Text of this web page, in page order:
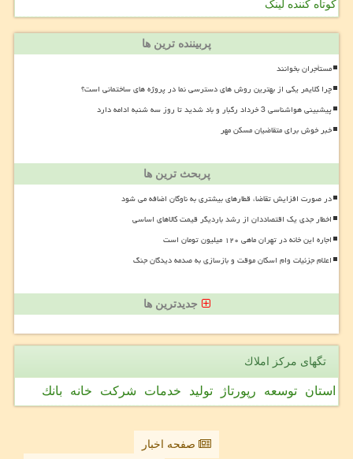
کوتاه کننده لینک
پربیننده ترین ها
مستأجران بخوانند
چرا کلایمر یکی از بهترین روش های دسترسی نما در پروژه های ساختمانی است؟
پیشبینی هواشناسی 3 خرداد رگبار و باد شدید تا روز سه شنبه ادامه دارد
خبر خوش برای متقاضیان مسکن مهر
پربحث ترین ها
در صورت افزایش تقاضا، قطارهای بیشتری به ناوگان اضافه می شود
اخطار جدی یک اقتصاددان از رشد باردیگر قیمت کالاهای اساسی
اجاره این خانه در تهران ماهی ۱۲۰ میلیون تومان است
اعلام جزئیات وام اسکان موقت و بازسازی به صدمه دیدگان جنگ
جدیدترین ها
تگهای مركز املاك
استان توسعه رپورتاژ تولید خدمات شركت خانه بانك
صفحه اخبار